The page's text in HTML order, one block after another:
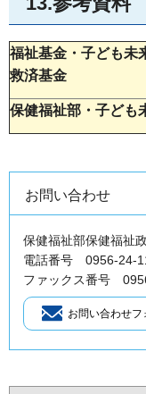
福祉基金・子ども未
救済基金
保健福祉部・子ども
お問い合わせ
保健福祉部保健福祉
電話番号 0956-24-
ファックス番号